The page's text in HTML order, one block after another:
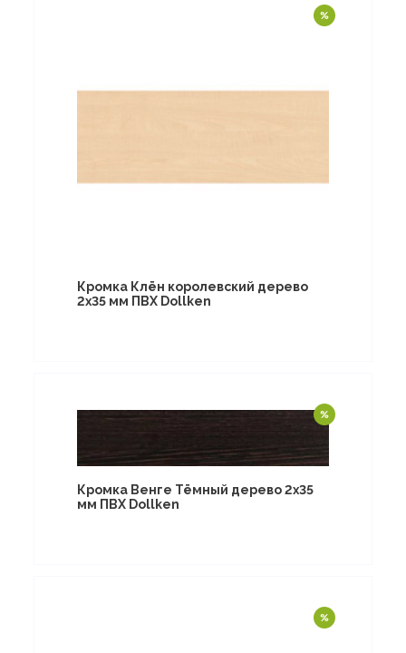
Кромка Клён королевский дерево
2х35 мм ПВХ Dollken
Кромка Венге Тёмный дерево 2х35
мм ПВХ Dollken